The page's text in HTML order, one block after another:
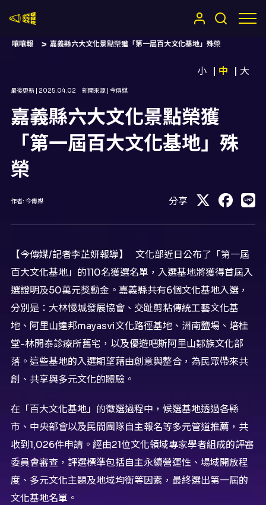
嚷嚷報 嘉義縣六大文化景點榮獲「第一屆百大文化基地」殊榮
小 中 大
最後更新 | 2025.04.02 新聞來源 | 今傳媒
嘉義縣六大文化景點榮獲
「第一屆百大文化基地」殊
榮
作者: 今傳媒 分享
【今傳媒/記者李芷妍報導】 文化部近日公布了「第一屆
百大文化基地」的110名獲選名單，入選基地將獲得首屆入
選證明及50萬元獎勳金。嘉義縣共有6個文化基地入選，
分別是：大林慢城發展協會、交趾剪粘傳統工藝文化基
地、阿里山達邦mayasvi文化路徑基地、洲南鹽場、培桂
堂-林開泰診療所舊宅，以及優遊吧斯阿里山鄒族文化部
落。這些基地的入選期望藉由創意與整合，為民眾帶來共
創、共享與多元文化的體驗。
在「百大文化基地」的徵選過程中，候選基地透過各縣
市、中央部會以及民間團隊自主報名等多元管道推薦，共
收到1,026件申請。經由21位文化領域專家學者組成的評審
委員會審查，評選標準包括自主永續營運性、場域開放程
度、多元文化主題及地域均衡等因素，最終選出第一屆的
文化基地名單。